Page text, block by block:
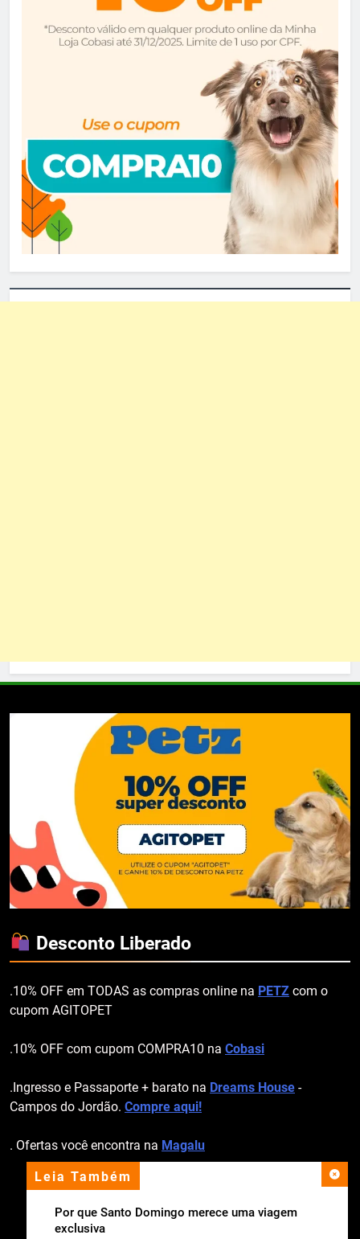
Leia Também
Por que Santo Domingo merece uma viagem
exclusiva
Desconto Liberado
.10% OFF em TODAS as compras online na PETZ com o
cupom AGITOPET
.10% OFF com cupom COMPRA10 na Cobasi
.Ingresso e Passaporte + barato na Dreams House -
Campos do Jordão. Compre aqui!
. Ofertas você encontra na Magalu
apoio institucional